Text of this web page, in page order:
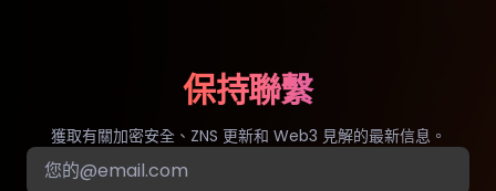
保持聯繫
獲取有關加密安全、ZNS 更新和 Web3 見解的最新信息。